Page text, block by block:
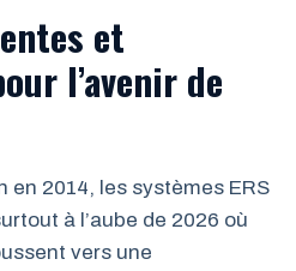
et
l’avenir de
en 2014, les systèmes ERS
à l’aube de 2026 où
vers une